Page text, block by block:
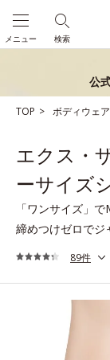
検索
メニュー
公
TOP ボディウェア
エクス・
ーサイズ
「ワンサイズ」で
締めつけゼロでジ
89件